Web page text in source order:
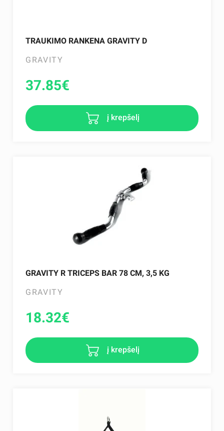
TRAUKIMO RANKENA GRAVITY D
GRAVITY
37.85€
į krepšelį
GRAVITY R TRICEPS BAR 78 CM, 3,5 KG
GRAVITY
18.32€
į krepšelį